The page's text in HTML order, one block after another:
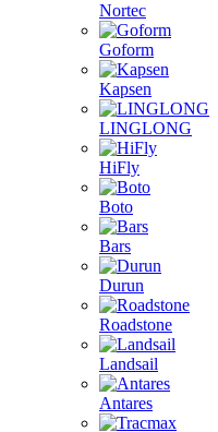
Nortec
Goform
Kapsen
LINGLONG
HiFly
Boto
Bars
Durun
Roadstone
Landsail
Antares